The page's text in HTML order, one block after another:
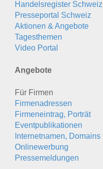
Handelsregister Schweiz
Presseportal Schweiz
Aktionen & Angebote
Tagesthemen
Video Portal
Angebote
Für Firmen
Firmenadressen
Firmeneintrag, Porträt
Eventpublikationen
Internetnamen, Domains
Onlinewerbung
Pressemeldungen